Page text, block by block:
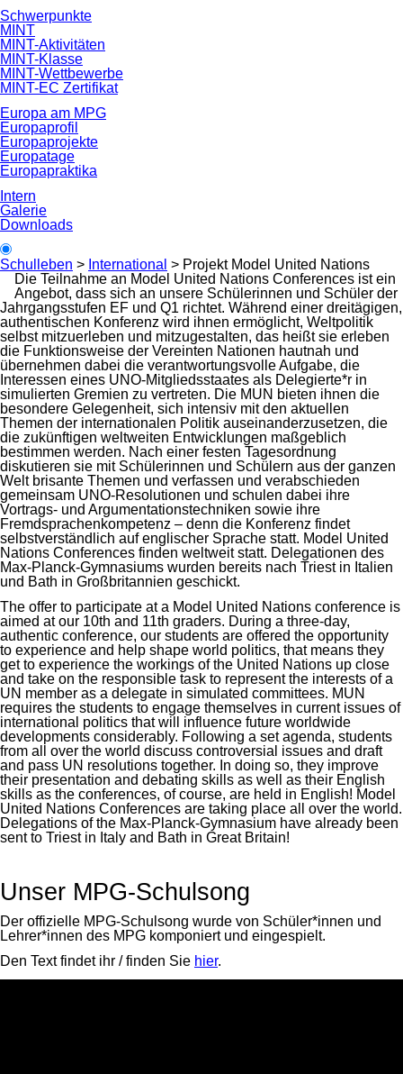
Schwerpunkte
MINT
MINT-Aktivitäten
MINT-Klasse
MINT-Wettbewerbe
MINT-EC Zertifikat
Europa am MPG
Europaprofil
Europaprojekte
Europatage
Europapraktika
Intern
Galerie
Downloads
Schulleben > International > Projekt Model United Nations
Die Teilnahme an Model United Nations Conferences ist ein
Angebot, dass sich an unsere Schülerinnen und Schüler der
Jahrgangsstufen EF und Q1 richtet. Während einer dreitägigen,
authentischen Konferenz wird ihnen ermöglicht, Weltpolitik
selbst mitzuerleben und mitzugestalten, das heißt sie erleben
die Funktionsweise der Vereinten Nationen hautnah und
übernehmen dabei die verantwortungsvolle Aufgabe, die
Interessen eines UNO-Mitgliedsstaates als Delegierte*r in
simulierten Gremien zu vertreten. Die MUN bieten ihnen die
besondere Gelegenheit, sich intensiv mit den aktuellen
Themen der internationalen Politik auseinanderzusetzen, die
die zukünftigen weltweiten Entwicklungen maßgeblich
bestimmen werden. Nach einer festen Tagesordnung
diskutieren sie mit Schülerinnen und Schülern aus der ganzen
Welt brisante Themen und verfassen und verabschieden
gemeinsam UNO-Resolutionen und schulen dabei ihre
Vortrags- und Argumentationstechniken sowie ihre
Fremdsprachenkompetenz – denn die Konferenz findet
selbstverständlich auf englischer Sprache statt. Model United
Nations Conferences finden weltweit statt. Delegationen des
Max-Planck-Gymnasiums wurden bereits nach Triest in Italien
und Bath in Großbritannien geschickt.
The offer to participate at a Model United Nations conference is
aimed at our 10th and 11th graders. During a three-day,
authentic conference, our students are offered the opportunity
to experience and help shape world politics, that means they
get to experience the workings of the United Nations up close
and take on the responsible task to represent the interests of a
UN member as a delegate in simulated committees. MUN
requires the students to engage themselves in current issues of
international politics that will influence future worldwide
developments considerably. Following a set agenda, students
from all over the world discuss controversial issues and draft
and pass UN resolutions together. In doing so, they improve
their presentation and debating skills as well as their English
skills as the conferences, of course, are held in English! Model
United Nations Conferences are taking place all over the world.
Delegations of the Max-Planck-Gymnasium have already been
sent to Triest in Italy and Bath in Great Britain!
Unser MPG-Schulsong
Der offizielle MPG-Schulsong wurde von Schüler*innen und
Lehrer*innen des MPG komponiert und eingespielt.
Den Text findet ihr / finden Sie hier.